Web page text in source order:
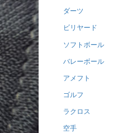
ダーツ
ビリヤード
ソフトボール
バレーボール
アメフト
ゴルフ
ラクロス
空手